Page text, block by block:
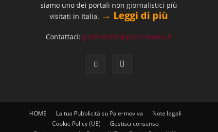
siamo uno dei portali non giornalistici più
visitati in Italia. → Leggi di più
Contattaci: postmaster@palermoviva.it
HOME La tua Pubblicità su Palermoviva
Note legali
Cookie Policy (UE)
Gestisci consenso